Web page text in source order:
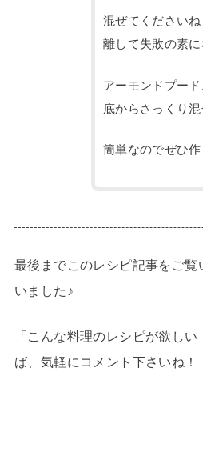
混ぜてください
離して失敗の素に
アーモンドプー
底からさっくり
簡単なのでぜひ
最後までこのレシピ記事をご
いました♪
「こんな料理のレシピが欲し
ば、気軽にコメント下さいね！